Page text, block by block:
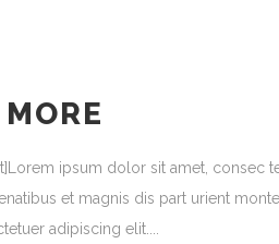
ipsum dolor sit amet, consec
et magnis dis part urient
adipiscing elit.